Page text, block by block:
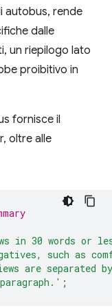
autobus, rende
dalle
un riepilogo lato
proibitivo in
fornisce il
oltre alle
in 30 words or
such as
are separated
;